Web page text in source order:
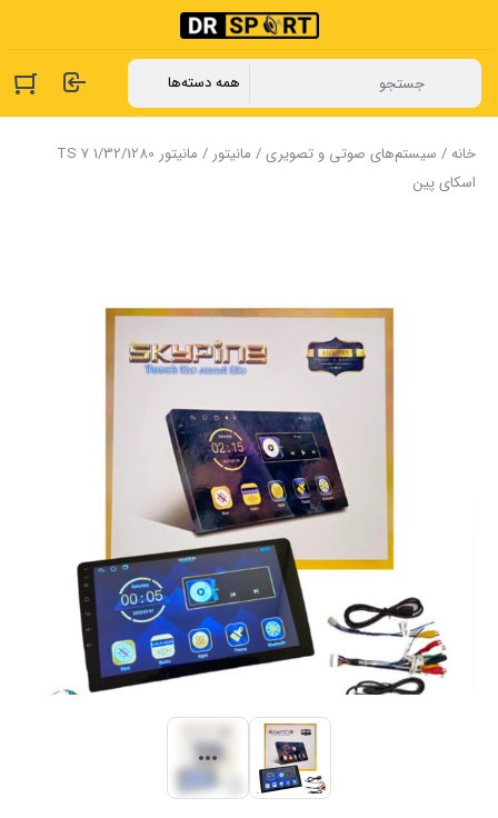
خانه/ سیستم‌های صوتی و تصویری/ مانیتور
/ مانیتور TS 7 1/32/1280
اسکای پین